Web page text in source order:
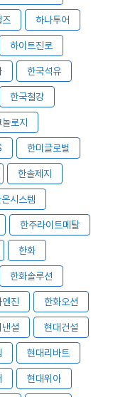
즈 하나투어
하이트진로
한국석유
한국철강
로지
한미글로벌
한솔제지
시스템
한주라이트메탈
한화
한화솔루션
진 한화오션
셜 현대건설
현대리바트
현대위아